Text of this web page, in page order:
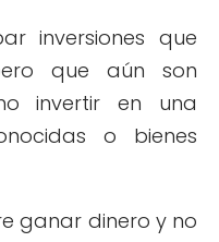
inversiones que
que aún son
invertir en una
o bienes
ganar dinero y no